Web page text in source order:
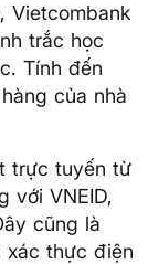
Vietcombank
trắc học
Tính đến
của nhà
trực tuyến từ
với VNEID,
cũng là
xác thực điện